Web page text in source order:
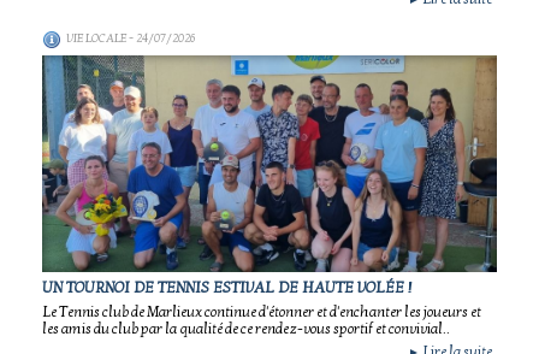
VIE LOCALE- 24/07/2026
UN TOURNOI DE TENNIS ESTIVAL DE HAUTE VOLÉE !
Le Tennis club de Marlieux continue d'étonner et d'enchanter les joueurs et
les amis du club par la qualité de ce rendez-vous sportif et convivial..